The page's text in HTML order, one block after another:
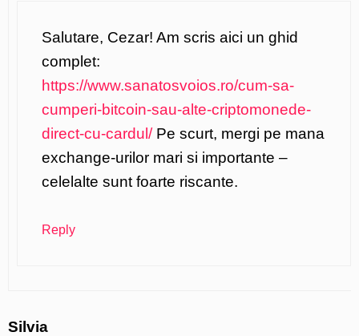
Salutare, Cezar! Am scris aici un ghid
complet:
https://www.sanatosvoios.ro/cum-sa-
cumperi-bitcoin-sau-alte-criptomonede-
direct-cu-cardul/Pe scurt, mergi pe mana
exchange-urilor mari si importante –
celelalte sunt foarte riscante.
Reply
Silvia